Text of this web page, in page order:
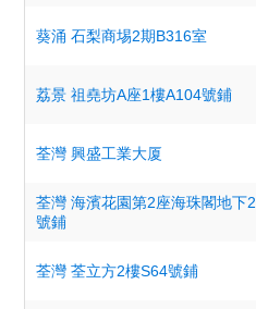
葵涌 石梨商埸2期B316室
荔景 祖堯坊A座1樓A104號鋪
荃灣 興盛工業大厦
荃灣 海濱花園第2座海珠閣地下2
號鋪
荃灣 荃立方2樓S64號鋪